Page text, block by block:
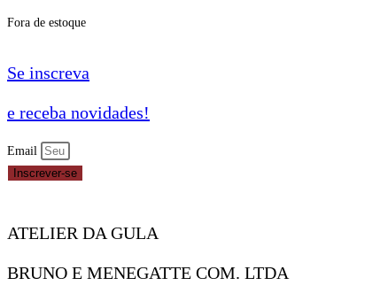
Fora de estoque
Se inscreva
e receba novidades!
Email
Inscrever-se
ATELIER DA GULA
BRUNO E MENEGATTE COM. LTDA